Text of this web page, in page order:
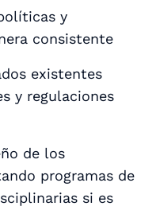
y
consistente
existentes
y regulaciones
de los
programas de
si es